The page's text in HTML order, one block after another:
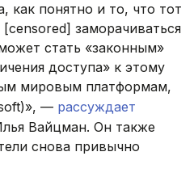
как понятно и то, что тот
заморачиваться
стать «законным»
доступа» к этому
мировым платформам,
— рассуждает
Вайцман. Он также
снова привычно